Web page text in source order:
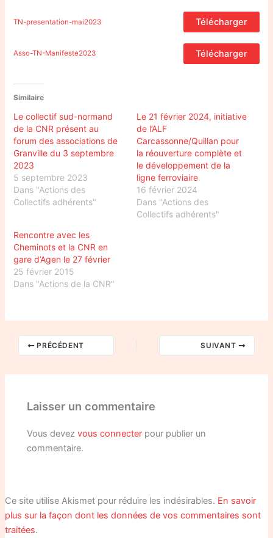
TN-presentation-mai2023 Télécharger
Asso-TN-Manifeste2023 Télécharger
Similaire
Le collectif sud-normand
de la CNR présent au
forum des associations de
Granville du 3 septembre
2023
5 septembre 2023
Dans "Actions des
Collectifs adhérents"
Le 21 février 2024, initiative
de l’ALF
Carcassonne/Quillan pour
la réouverture complète et
le développement de la
ligne ferroviaire
16 février 2024
Dans "Actions des
Collectifs adhérents"
Rencontre avec les
Cheminots et la CNR en
gare d’Agen le 27 février
25 février 2015
Dans "Actions de la CNR"
PRÉCÉDENT SUIVANT
Laisser un commentaire
Vous devezvous connecter pour publier un
commentaire.
Ce site utilise Akismet pour réduire les indésirables. En savoir
plus sur la façon dont les données de vos commentaires sont
traitées.